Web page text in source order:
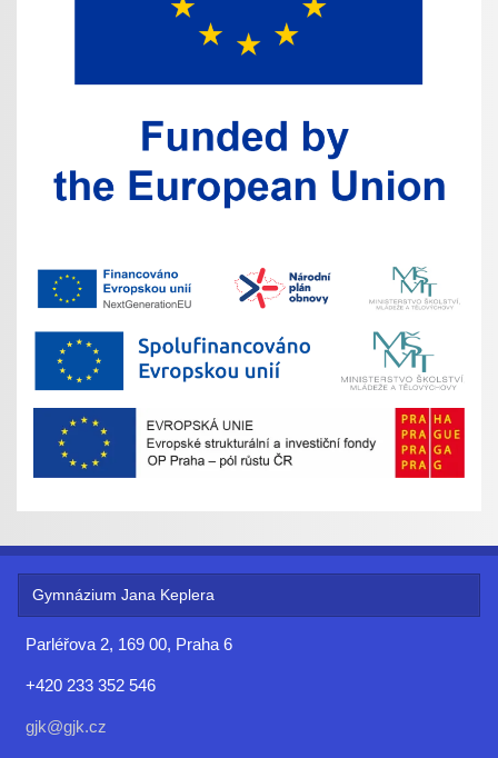
Gymnázium Jana Keplera
Parléřova 2, 169 00, Praha 6
+420 233 352 546
gjk@gjk.cz